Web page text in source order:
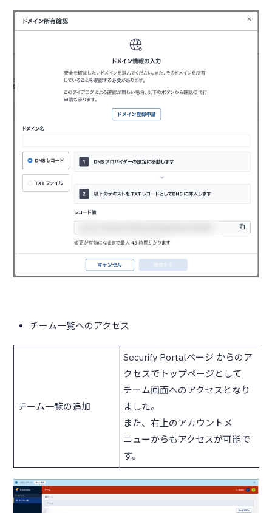
チーム一覧へのアクセス
チーム一覧の追加
Securify Portalページ からのア
クセスでトップページとして
チーム画面へのアクセスとなり
ました。
また、右上のアカウントメ
ニューからもアクセスが可能で
す。